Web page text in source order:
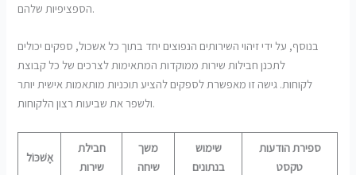
הספציפיות שלהם.
בנוסף, על ידי זיהוי השירותים הנפוצים יחד בתוך כל אשכול, ספקים יכולים
לתכנן חבילות שירות ממוקדות המתאימות לצרכים של כל קבוצת
לקוחות. גישה זו מאפשרת לספקים להציע תוכניות מותאמות אישית יותר
ולשפר את שביעות רצון הלקוחות.
אֶשׁכּוֹל
חבילת
שירות
משך
שיחה
שימוש
בנתונים
ספירת הודעות
טקסט